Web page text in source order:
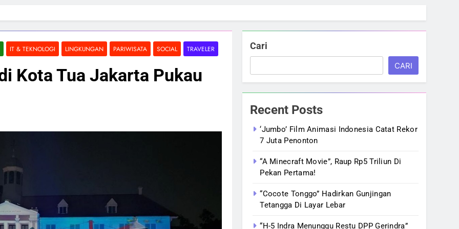
IT & TEKNOLOGI LINGKUNGAN PARIWISATA SOCIAL TRAVELER
Kota Tua Jakarta Pukau
Cari
CARI
Recent Posts
‘Jumbo’ Film Animasi Indonesia Catat Rekor
7 Juta Penonton
“A Minecraft Movie”, Raup Rp5 Triliun Di
Pekan Pertama!
“Cocote Tonggo” Hadirkan Gunjingan
Tetangga Di Layar Lebar
“H-5 Indra Menunggu Restu DPP Gerindra”